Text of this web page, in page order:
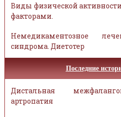
Виды физической
факторами.
Немедикаментозное
синдрома. Диетотер
Последние
Дистальная
артропатия